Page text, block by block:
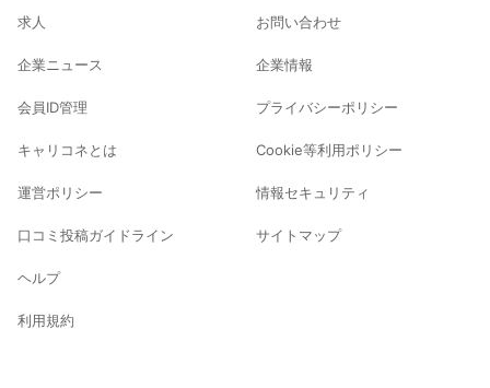
求人
企業ニュース
会員ID管理
キャリコネとは
運営ポリシー
口コミ投稿ガイドライン
ヘルプ
利用規約
お問い合わせ
企業情報
プライバシーポリシー
Cookie等利用ポリシー
情報セキュリティ
サイトマップ